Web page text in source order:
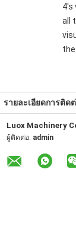
4's
all
รายละเอียดการติด
Luox Machinery
ผู้ติดต่อ: admin